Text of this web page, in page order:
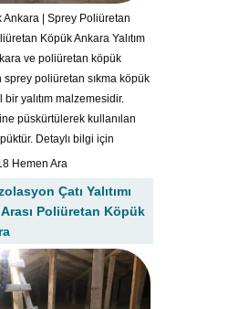
Ankara | Sprey Poliüretan
Köpük Ankara Yalıtım
ve poliüretan köpük
poliüretan sıkma köpük
yalıtım malzemesidir.
püskürtülerek kullanılan
Detaylı bilgi için
Hemen Ara
Çatı Yalıtımı
Arası Poliüretan Köpük